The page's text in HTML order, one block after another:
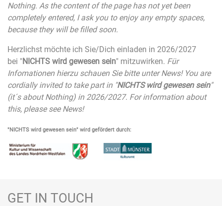
Nothing. As the content of the page has not yet been
completely entered, I ask you to enjoy any empty spaces,
because they will be filled soon.
Herzlichst möchte ich Sie/Dich einladen in 2026/2027
bei "NICHTS wird gewesen sein" mitzuwirken. Für
Infomationen hierzu schauen Sie bitte unter News! You are
cordially invited to take part in "NICHTS wird gewesen sein"
(it´s about Nothing) in 2026/2027. For information about
this, please see News!
"NICHTS wird gewesen sein" wird gefördert durch:
GET IN TOUCH